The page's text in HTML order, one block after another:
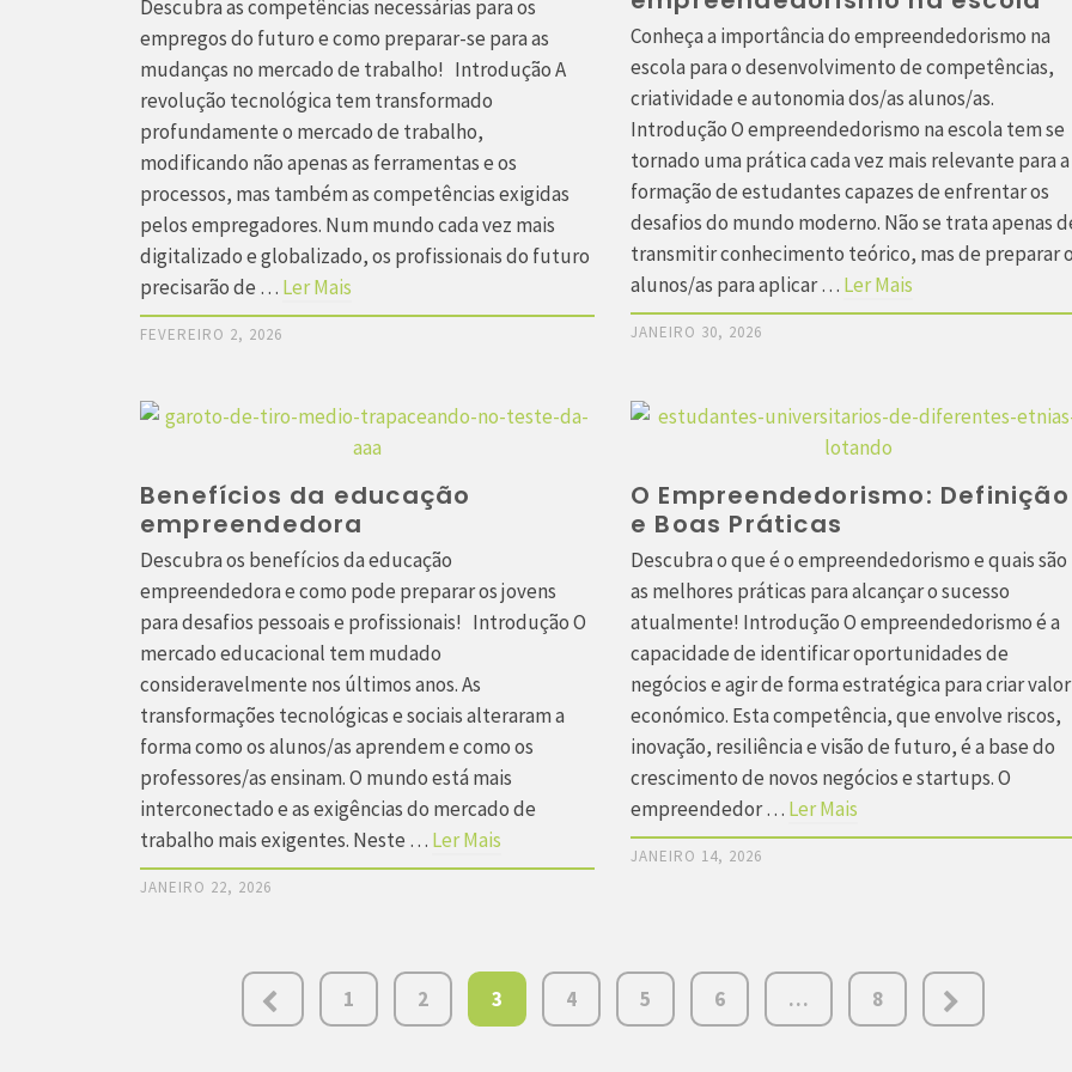
Descubra as competências necessárias para os
empregos do futuro e como preparar-se para as
mudanças no mercado de trabalho! Introdução A
revolução tecnológica tem transformado
profundamente o mercado de trabalho,
modificando não apenas as ferramentas e os
processos, mas também as competências exigidas
pelos empregadores. Num mundo cada vez mais
digitalizado e globalizado, os profissionais do futuro
precisarão de … Ler Mais
FEVEREIRO 2, 2026
Conheça a importância do empreendedorismo na
escola para o desenvolvimento de competências,
criatividade e autonomia dos/as alunos/as.
Introdução O empreendedorismo na escola tem se
tornado uma prática cada vez mais relevante para a
formação de estudantes capazes de enfrentar os
desafios do mundo moderno. Não se trata apenas
transmitir conhecimento teórico, mas de preparar
alunos/as para aplicar … Ler Mais
JANEIRO 30, 2026
Benefícios da educação
empreendedora
Descubra os benefícios da educação
empreendedora e como pode preparar os jovens
para desafios pessoais e profissionais! Introdução O
mercado educacional tem mudado
consideravelmente nos últimos anos. As
transformações tecnológicas e sociais alteraram a
forma como os alunos/as aprendem e como os
professores/as ensinam. O mundo está mais
interconectado e as exigências do mercado de
trabalho mais exigentes. Neste … Ler Mais
JANEIRO 22, 2026
O Empreendedorismo: Definição
e Boas Práticas
Descubra o que é o empreendedorismo e quais são
as melhores práticas para alcançar o sucesso
atualmente! Introdução O empreendedorismo é a
capacidade de identificar oportunidades de
negócios e agir de forma estratégica para criar valor
económico. Esta competência, que envolve riscos,
inovação, resiliência e visão de futuro, é a base do
crescimento de novos negócios e startups. O
empreendedor … Ler Mais
JANEIRO 14, 2026
Paginação
1 2 3 4 5 6 … 8